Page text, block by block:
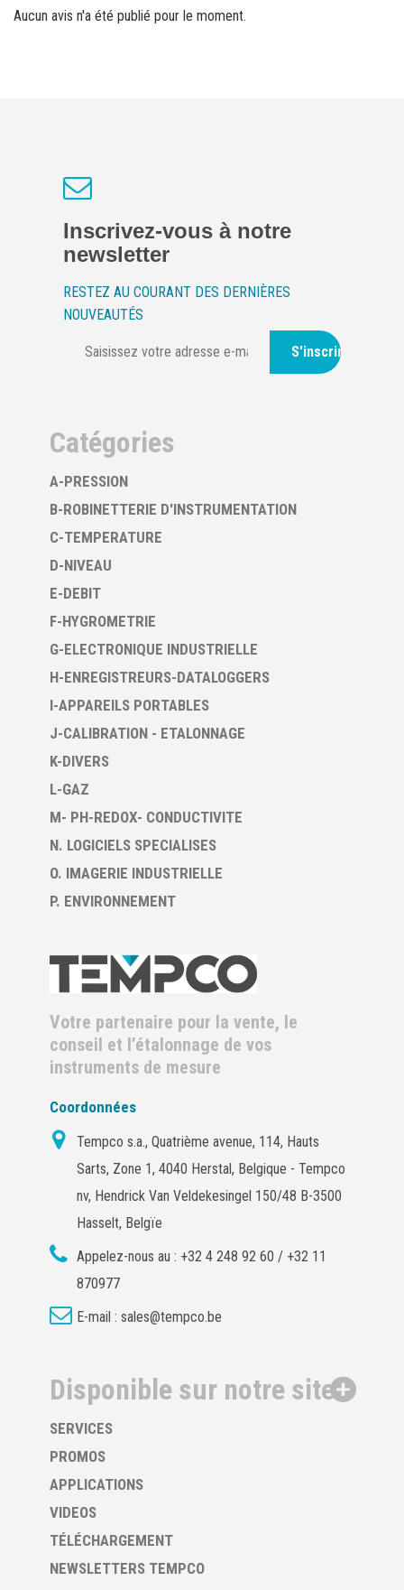
Aucun avis n'a été publié pour le moment.
Inscrivez-vous à notre
newsletter
RESTEZ AU COURANT DES DERNIÈRES
NOUVEAUTÉS
S'inscrire
Catégories
A-PRESSION
B-ROBINETTERIE D'INSTRUMENTATION
C-TEMPERATURE
D-NIVEAU
E-DEBIT
F-HYGROMETRIE
G-ELECTRONIQUE INDUSTRIELLE
H-ENREGISTREURS-DATALOGGERS
I-APPAREILS PORTABLES
J-CALIBRATION - ETALONNAGE
K-DIVERS
L-GAZ
M- PH-REDOX- CONDUCTIVITE
N. LOGICIELS SPECIALISES
O. IMAGERIE INDUSTRIELLE
P. ENVIRONNEMENT
Votre partenaire pour la vente, le
conseil et l’étalonnage de vos
instruments de mesure
Coordonnées
Tempco s.a., Quatrième avenue, 114, Hauts
Sarts, Zone 1, 4040 Herstal, Belgique - Tempco
nv, Hendrick Van Veldekesingel 150/48 B-3500
Hasselt, Belgïe
Appelez-nous au : +32 4 248 92 60 / +32 11
870977
E-mail : sales@tempco.be
Disponible sur notre site
SERVICES
PROMOS
APPLICATIONS
VIDEOS
TÉLÉCHARGEMENT
NEWSLETTERS TEMPCO